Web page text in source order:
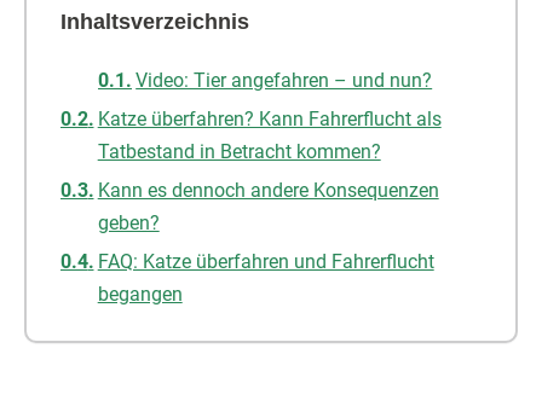
Inhaltsverzeichnis
Video: Tier angefahren – und nun?
Katze überfahren? Kann Fahrerflucht als
Tatbestand in Betracht kommen?
Kann es dennoch andere Konsequenzen
geben?
FAQ: Katze überfahren und Fahrerflucht
begangen